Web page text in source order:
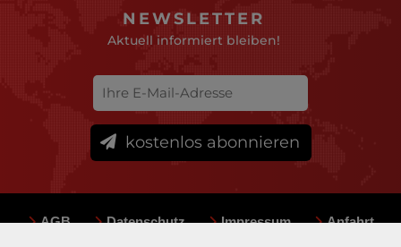
NEWSLETTER
Aktuell informiert bleiben!
kostenlos abonnieren
AGB Datenschutz Impressum
Anfahrt